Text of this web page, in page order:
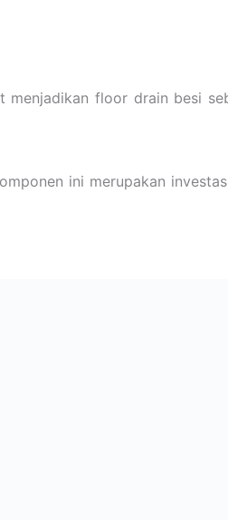
floor drain besi
ini merupakan